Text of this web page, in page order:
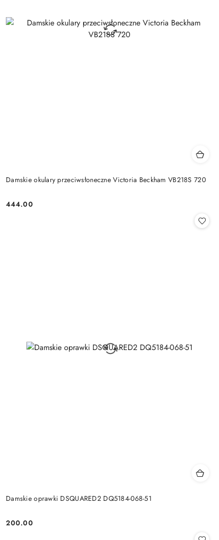
Damskie okulary przeciwsłoneczne Victoria Beckham VB218S 720
Cena:
444.00
Damskie oprawki DSQUARED2 DQ5184-068-51
Cena:
200.00